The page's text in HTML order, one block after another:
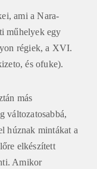
ami a Nara-
műhelyek egy
régiek, a XVI.
és ofuke).
más
változatosabbá,
húznak mintákat a
elkészített
Amikor